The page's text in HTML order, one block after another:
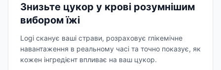
Знизьте цукор у крові розумнішим
вибором їжі
Logi сканує ваші страви, розраховує глікемічне
навантаження в реальному часі та точно показує, як
кожен інгредієнт впливає на ваш цукор.